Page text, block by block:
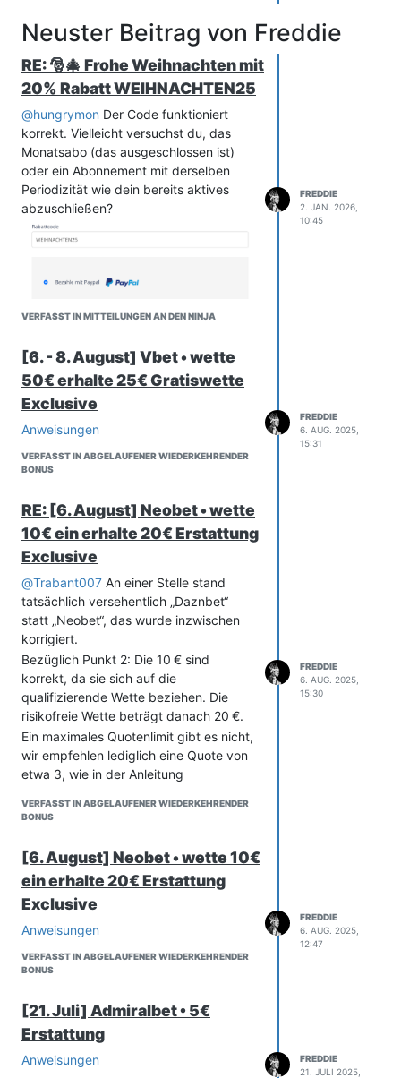
Neuster Beitrag von Freddie
RE: 🎅🎄 Frohe Weihnachten mit
20% Rabatt WEIHNACHTEN25
@hungrymon Der Code funktioniert
korrekt. Vielleicht versuchst du, das
Monatsabo (das ausgeschlossen ist)
oder ein Abonnement mit derselben
Periodizität wie dein bereits aktives
abzuschließen?
VERFASST IN MITTEILUNGEN AN DEN NINJA
FREDDIE
2. JAN. 2026,
10:45
[6. - 8. August] Vbet • wette
50€ erhalte 25€ Gratiswette
Exclusive
Anweisungen
VERFASST IN ABGELAUFENER WIEDERKEHRENDER
BONUS
FREDDIE
6. AUG. 2025,
15:31
RE: [6. August] Neobet • wette
10€ ein erhalte 20€ Erstattung
Exclusive
@Trabant007 An einer Stelle stand
tatsächlich versehentlich „Daznbet“
statt „Neobet“, das wurde inzwischen
korrigiert.
Bezüglich Punkt 2: Die 10 € sind
korrekt, da sie sich auf die
qualifizierende Wette beziehen. Die
risikofreie Wette beträgt danach 20 €.
Ein maximales Quotenlimit gibt es nicht,
wir empfehlen lediglich eine Quote von
etwa 3, wie in der Anleitung
Es stimmt, dass ähnliche Anleitungen
angepasst werden. Das hat praktische
Gründe, da es nicht effizient wäre,
jeden Tag alles neu zu formulieren. Aus
diesem Grund können wir die Kritik an
diesem Punkt nicht ganz
VERFASST IN ABGELAUFENER WIEDERKEHRENDER
BONUS
FREDDIE
6. AUG. 2025,
15:30
[6. August] Neobet • wette 10€
ein erhalte 20€ Erstattung
Exclusive
Anweisungen
VERFASST IN ABGELAUFENER WIEDERKEHRENDER
BONUS
FREDDIE
6. AUG. 2025,
12:47
[21. Juli] Admiralbet • 5€
Erstattung
Anweisungen
FREDDIE
21. JULI 2025,